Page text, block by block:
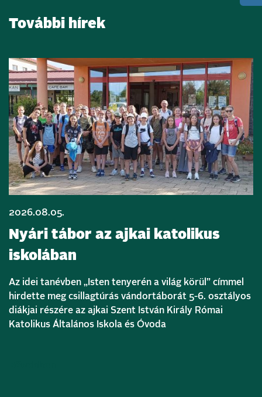
További hírek
2026.08.05.
Nyári tábor az ajkai katolikus
iskolában
Az idei tanévben „Isten tenyerén a világ körül” címmel
hirdette meg csillagtúrás vándortáborát 5-6. osztályos
diákjai részére az ajkai Szent István Király Római
Katolikus Általános Iskola és Óvoda